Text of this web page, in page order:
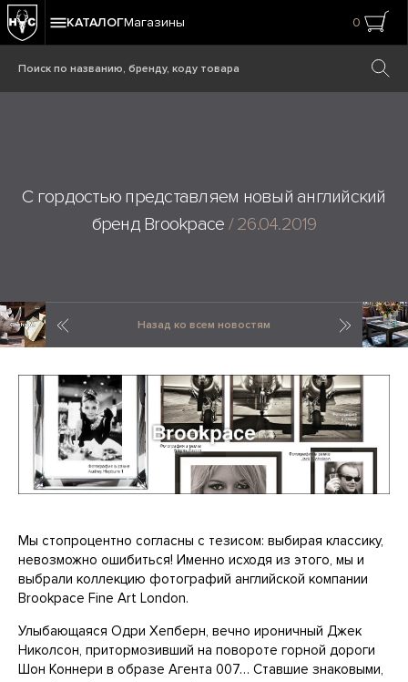
КАТАЛОГМагазины 0
С гордостью представляем новый английский
бренд Brookpace / 26.04.2019
Предыдущая новостьНазад ко всем новостям
Мы стопроцентно согласны с тезисом: выбирая классику,
невозможно ошибиться! Именно исходя из этого, мы и
выбрали коллекцию фотографий английской компании
Brookpace Fine Art London.
Улыбающаяся Одри Хепберн, вечно ироничный Джек
Николсон, притормозивший на повороте горной дороги
Шон Коннери в образе Агента 007… Ставшие знаковыми,